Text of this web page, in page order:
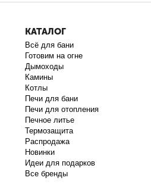
КАТАЛОГ
Всё для бани
Готовим на огне
Дымоходы
Камины
Котлы
Печи для бани
Печи для отопления
Печное литье
Термозащита
Распродажа
Новинки
Идеи для подарков
Все бренды